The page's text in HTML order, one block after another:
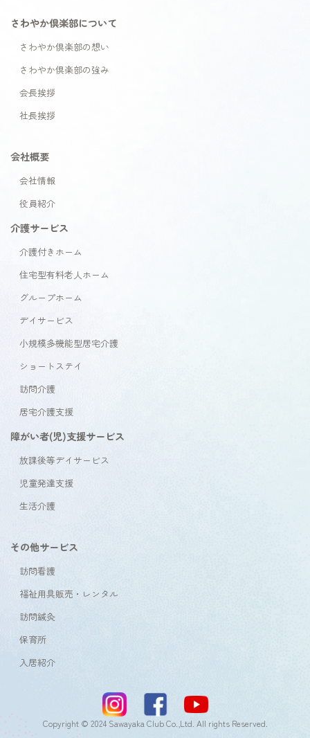
さわやか倶楽部について
さわやか倶楽部の想い
さわやか倶楽部の強み
会長挨拶
社長挨拶
会社概要
会社情報
役員紹介
介護サービス
介護付きホーム
住宅型有料老人ホーム
グループホーム
デイサービス
小規模多機能型居宅介護
ショートステイ
訪問介護
居宅介護支援
障がい者(児)支援サービス
放課後等デイサービス
児童発達支援
生活介護
その他サービス
訪問看護
福祉用具販売・レンタル
訪問鍼灸
保育所
入居紹介
Copyright © 2024 Sawayaka Club Co.,Ltd. All rights Reserved.